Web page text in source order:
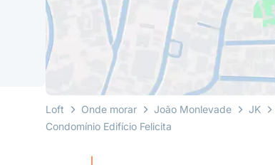
Loft Onde morar João Monlevade JK
Condomínio Edifício Felicita